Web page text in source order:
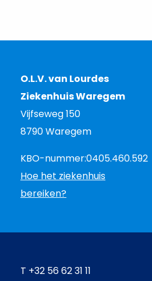
O.L.V. van Lourdes
Ziekenhuis Waregem
Vijfseweg 150
8790 Waregem
KBO-nummer:0405.460.592
Hoe het ziekenhuis
bereiken?
T +32 56 62 31 11